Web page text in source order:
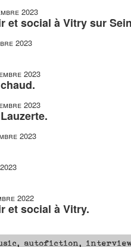
2023
et social à Vitry sur
2023
2023
2023
2023
2022
et social à Vitry.
autofiction,